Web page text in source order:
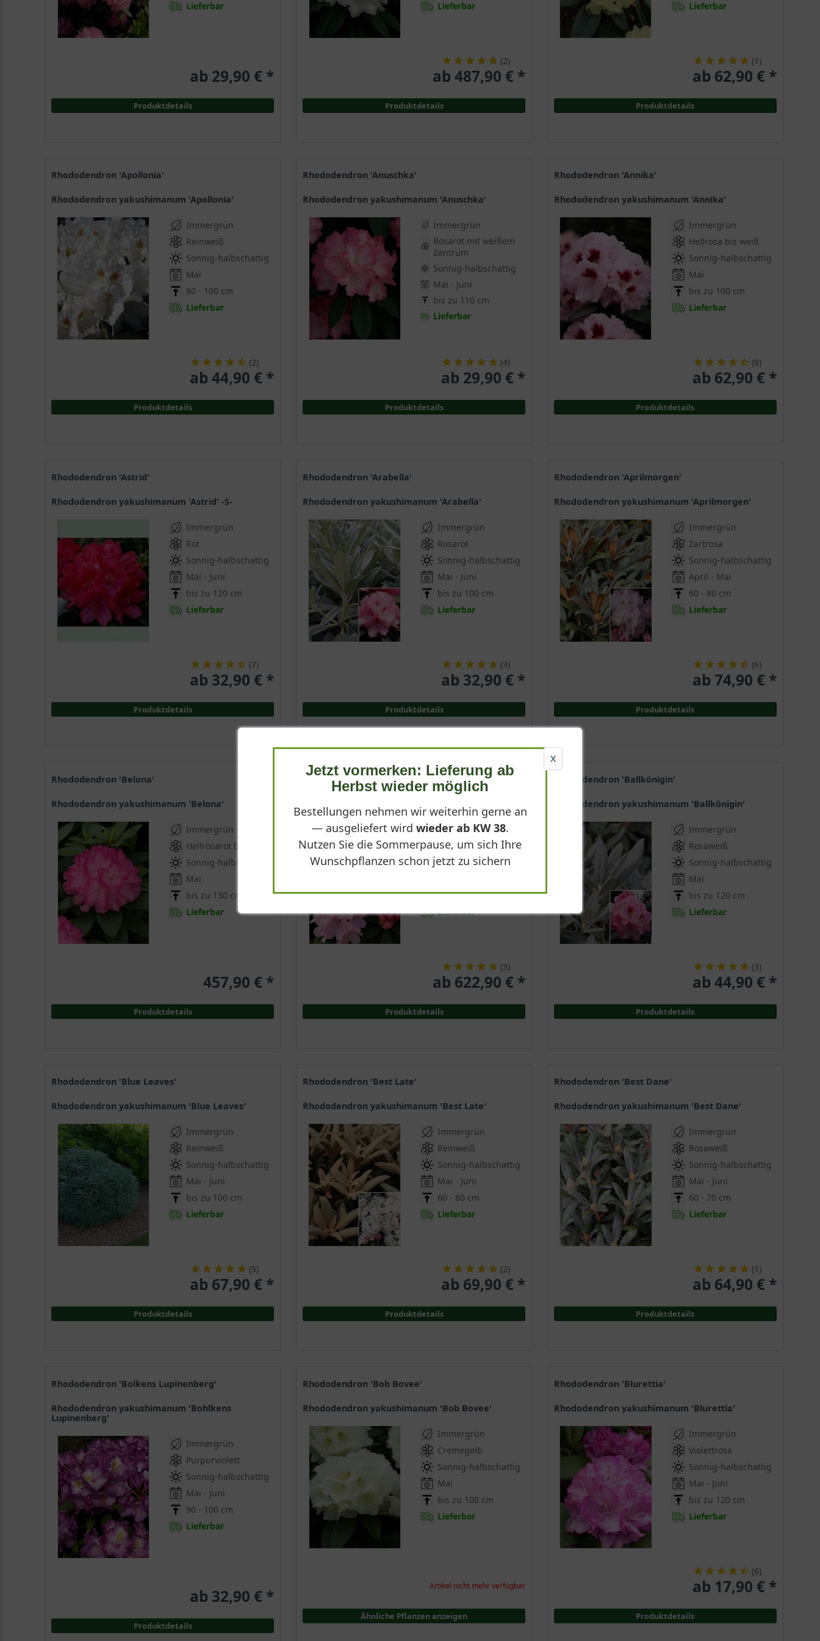
Lieferbar
(1 )
ab 62,90 € *
Produktdetails
Lieferbar
(2)
ab 487,90 € *
Produktdetails
Lieferbar
ab 29,90 € *
Produktdetails
Rhododendron 'Annika'
Rhododendron yakushimanum 'Annika'
Immergrün
Hellrosa bis weiß
Sonnig-halbschattig
Mai
bis zu 100 cm
Lieferbar
(8)
ab 62,90 € *
Produktdetails
Rhododendron 'Anuschka'
Rhododendron yakushimanum 'Anuschka'
Immergrün
Rosarot mit weißem
Zentrum
Sonnig-halbschattig
Mai - Juni
bis zu 110 cm
Lieferbar
(4)
ab 29,90 € *
Produktdetails
Rhododendron 'Apollonia'
Rhododendron yakushimanum 'Apollonia'
Immergrün
Reinweiß
Sonnig-halbschattig
Mai
80 - 100 cm
Lieferbar
(2)
ab 44,90 € *
Produktdetails
Rhododendron 'Aprilmorgen'
Rhododendron yakushimanum 'Aprilmorgen'
Immergrün
Zartrosa
Sonnig-halbschattig
April - Mai
60 - 80 cm
Lieferbar
(6)
ab 74,90 € *
Produktdetails
Rhododendron 'Arabella'
Rhododendron yakushimanum 'Arabella'
Immergrün
Rosarot
Sonnig-halbschattig
Mai - Juni
bis zu 100 cm
Lieferbar
(3)
ab 32,90 € *
Produktdetails
Rhododendron 'Astrid'
Rhododendron yakushimanum 'Astrid' -S-
Immergrün
Rot
Sonnig-halbschattig
Mai - Juni
bis zu 120 cm
Lieferbar
(7)
ab 32,90 € *
Produktdetails
Rhododendron 'Ballkönigin'
Rhododendron yakushimanum 'Ballkönigin'
Immergrün
Rosaweiß
Sonnig-halbschattig
Mai
bis zu 120 cm
Lieferbar
(3)
ab 44,90 € *
Produktdetails
Rhododendron 'Bashful'
Immergrün
Zartrosa
Sonnig-halbschattig
1,4 - 1,6 m
Lieferbar
(3)
ab 622,90 € *
Produktdetails
Rhododendron 'Belona'
Rhododendron yakushimanum 'Belona'
Immergrün
Hellrosarot bis weiß
Sonnig-halbschattig
Mai
bis zu 130 cm
Lieferbar
457,90 € *
Produktdetails
Rhododendron 'Best Dane'
Rhododendron yakushimanum 'Best Dane'
Immergrün
Rosaweiß
Sonnig-halbschattig
Mai - Juni
60 - 70 cm
Lieferbar
(1 )
ab 64,90 € *
Produktdetails
Rhododendron 'Best Late'
Rhododendron yakushimanum 'Best Late'
Immergrün
Reinweiß
Sonnig-halbschattig
Mai - Juni
60 - 80 cm
Lieferbar
(2)
ab 69,90 € *
Produktdetails
Rhododendron 'Blue Leaves'
Rhododendron yakushimanum 'Blue Leaves'
Immergrün
Reinweiß
Sonnig-halbschattig
Mai - Juni
bis zu 100 cm
Lieferbar
(5)
ab 67,90 € *
Produktdetails
Rhododendron 'Blurettia'
Rhododendron yakushimanum 'Blurettia'
Immergrün
Violettrosa
Sonnig-halbschattig
Mai - Juni
bis zu 120 cm
Lieferbar
(6)
ab 17,90 € *
Produktdetails
Rhododendron 'Bob Bovee'
Rhododendron yakushimanum 'Bob Bovee'
Immergrün
Cremegelb
Sonnig-halbschattig
Mai
bis zu 100 cm
Lieferbar
Artikel nicht mehr verfügbar
Ähnliche Pflanzen anzeigen
Rhododendron 'Bolkens Lupinenberg'
Rhododendron yakushimanum 'Bohlkens
Lupinenberg'
Immergrün
Purpurviolett
Sonnig-halbschattig
Mai - Juni
90 - 100 cm
Lieferbar
ab 32,90 € *
Produktdetails
X
Jetzt vormerken: Lieferung ab
Herbst wieder möglich
Bestellungen nehmen wir weiterhin gerne an
— ausgeliefert wird wieder ab KW 38.
Nutzen Sie die Sommerpause, um sich Ihre
Wunschpflanzen schon jetzt zu sichern